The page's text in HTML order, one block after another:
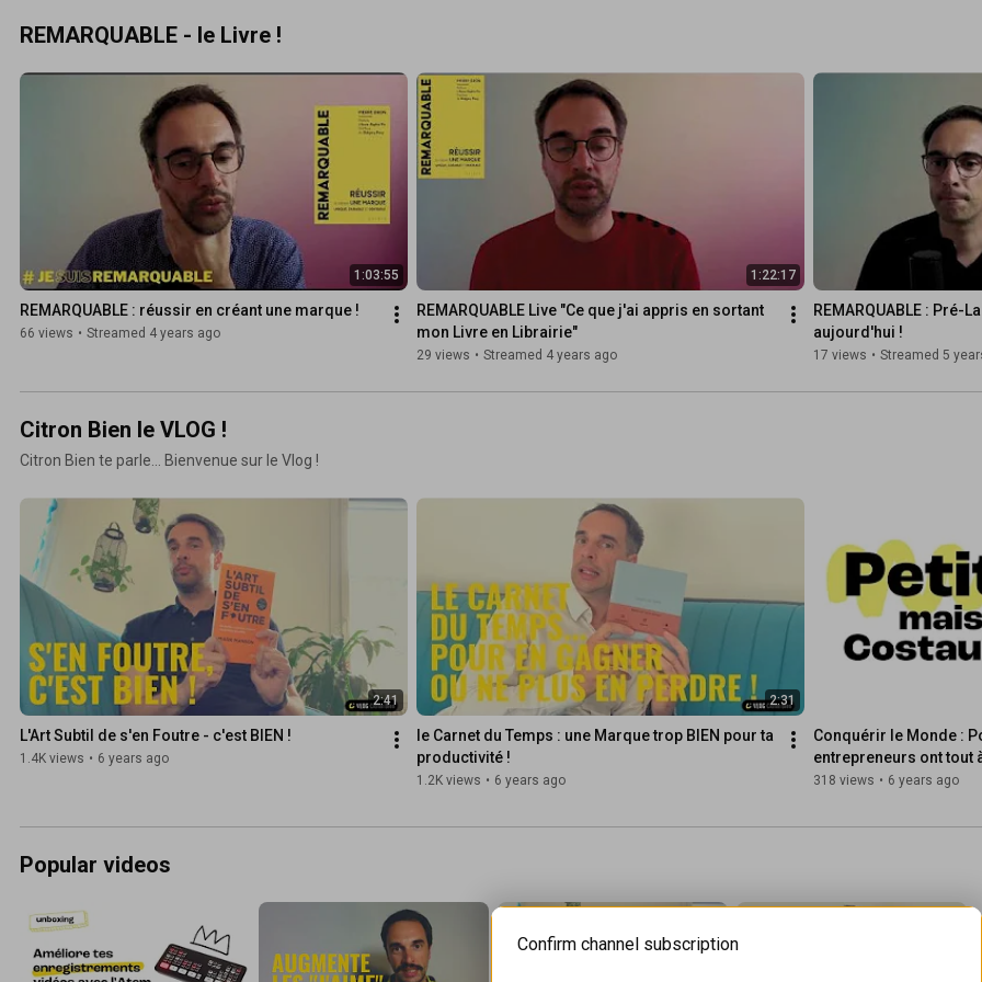
REMARQUABLE - le Livre !
1:03:55
REMARQUABLE : réussir en créant une marque !
66 views • Streamed 4 years ago
1:22:17
REMARQUABLE Live "Ce que j'ai appris en sortant
mon Livre en Librairie"
29 views • Streamed 4 years ago
REMARQUABLE : Pré-
aujourd'hui !
17 views • Streamed 5
Citron Bien le VLOG !
Citron Bien te parle... Bienvenue sur le Vlog !
2:41
L'Art Subtil de s'en Foutre - c'est BIEN !
1.4K views • 6 years ago
2:31
le Carnet du Temps : une Marque trop BIEN pour ta
productivité !
1.2K views • 6 years ago
Conquérir le Monde :
entrepreneurs ont tout
318 views • 6 years ago
Popular videos
Confirm channel subscription